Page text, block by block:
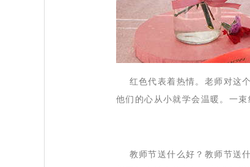
红色代表着热情。老师对这个
他们的心从小就学会温暖。一
教师节送什么好？教师节送什